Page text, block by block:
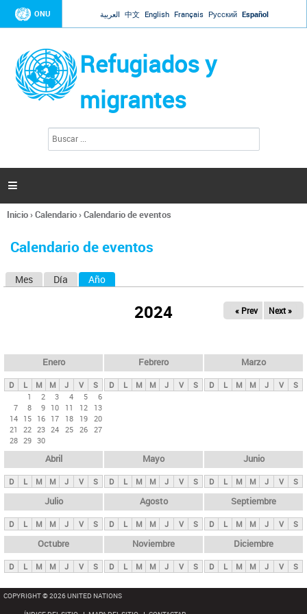
Jump to navigation
ONU العربية 中文 English Français Русский Español
Refugiados y
migrantes
l
d
s

Se
usted
Inicio›Calendario›Calendario de eventos
Calendario de eventos
s
p
n
i
p
a
l
s
Mes Día Año
2024 « Prev Next »
Enero
D L M M J V
S
1
2 3 4 5
6
7
8 9 10 11 12
13
14 15 16 17 18 19 20
21
22 23 24 25 26 27
28 29 30
Febrero
D L M M J V S
Marzo
D L M M J V S
Abril
D L M M J V S
Mayo
D L M M J V S
Junio
D L M M J V S
Julio
D L M M J V S
Agosto
D L M M J V S
Septiembre
D L M M J V S
Octubre
D L M M J V S
Noviembre
D L M M J V S
Diciembre
D L M M J V S
COPYRIGHT © 2026 UNITED NATIONS